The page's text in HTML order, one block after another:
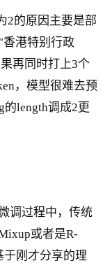
2的原因主要是部
港特别行政
再同时打上3个
，模型很难去预
的length调成2更
调过程中，传统
或者是R-
于刚才分享的理